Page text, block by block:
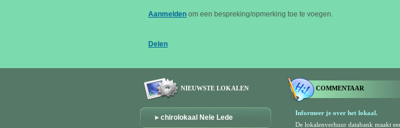
Aanmelden om een bespreking/opmerking toe te voegen.
Delen
NIEUWSTE LOKALEN
chirolokaal Nele Lede
COMMENTAAR
Informeer je over het lokaal.
De lokalenverhuur databank maakt